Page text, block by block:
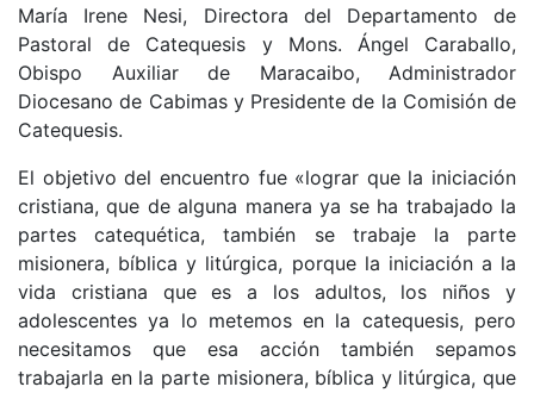
María Irene Nesi, Directora del Departamento de
Pastoral de Catequesis y Mons. Ángel Caraballo,
Obispo Auxiliar de Maracaibo, Administrador
Diocesano de Cabimas y Presidente de la Comisión de
Catequesis.
El objetivo del encuentro fue «lograr que la iniciación
cristiana, que de alguna manera ya se ha trabajado la
partes catequética, también se trabaje la parte
misionera, bíblica y litúrgica, porque la iniciación a la
vida cristiana que es a los adultos, los niños y
adolescentes ya lo metemos en la catequesis, pero
necesitamos que esa acción también sepamos
trabajarla en la parte misionera, bíblica y litúrgica, que